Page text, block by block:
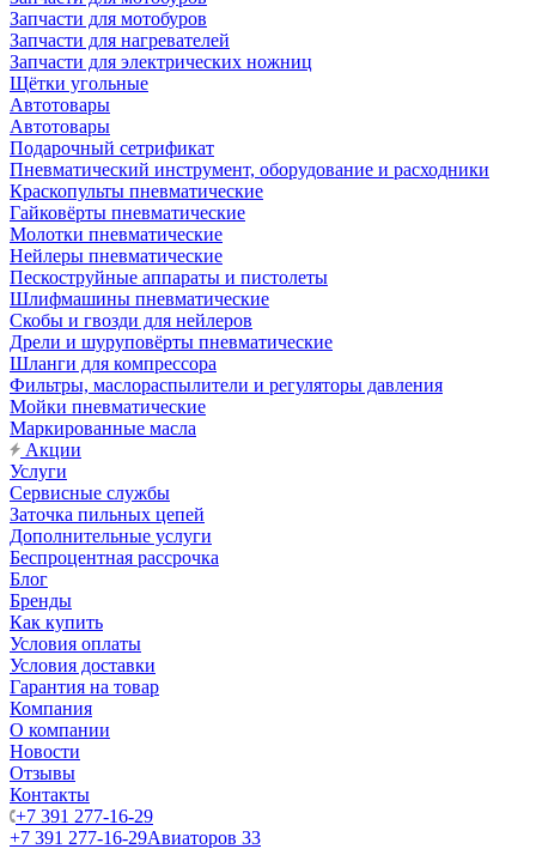
Запчасти для мотобуров
Запчасти для нагревателей
Запчасти для электрических ножниц
Щётки угольные
Автотовары
Автотовары
Подарочный сетрификат
Пневматический инструмент, оборудование и расходники
Краскопульты пневматические
Гайковёрты пневматические
Молотки пневматические
Нейлеры пневматические
Пескоструйные аппараты и пистолеты
Шлифмашины пневматические
Скобы и гвозди для нейлеров
Дрели и шуруповёрты пневматические
Шланги для компрессора
Фильтры, маслораспылители и регуляторы давления
Мойки пневматические
Маркированные масла
Акции
Услуги
Сервисные службы
Заточка пильных цепей
Дополнительные услуги
Беспроцентная рассрочка
Блог
Бренды
Как купить
Условия оплаты
Условия доставки
Гарантия на товар
Компания
О компании
Новости
Отзывы
Контакты
+7 391 277-16-29
+7 391 277-16-29Авиаторов 33